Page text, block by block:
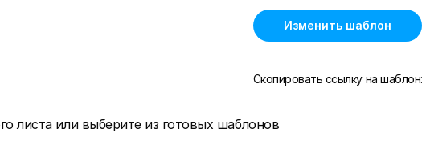
Изменить шаблон
Скопировать ссылку на шаблон:
листа или выберите из готовых шаблонов